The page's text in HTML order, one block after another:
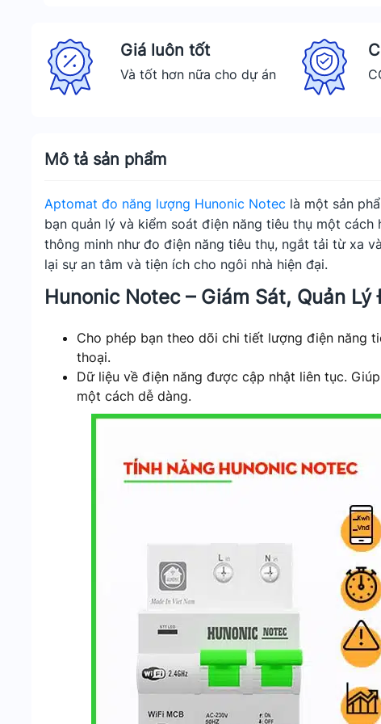
Giá luôn tốt
Và tốt hơn nữa cho dự án
Mô tả sản phẩm
Aptomat đo năng lượng Hunonic Notec là một sản
bạn quản lý và kiểm soát điện năng tiêu thụ một cách
thông minh như đo điện năng tiêu thụ, ngắt tải từ xa
lại sự an tâm và tiện ích cho ngôi nhà hiện đại.
Hunonic Notec – Giám Sát, Quản
Cho phép bạn theo dõi chi tiết lượng điện năng
thoại.
Dữ liệu về điện năng được cập nhật liên tục.
một cách dễ dàng.